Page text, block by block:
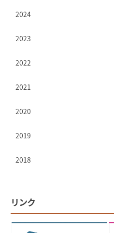
2024
2023
2022
2021
2020
2019
2018
リンク